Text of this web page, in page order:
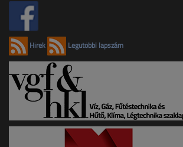
Hírek Legutóbbi lapszám